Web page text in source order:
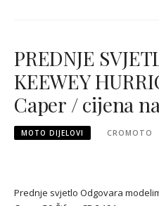
PREDNJE
KEEWEY
Caper / cijena
MOTO DIJELOVI CROMOTO
Prednje svjetlo Odgovara